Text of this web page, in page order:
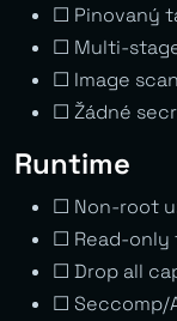
☐ Pinovaný
☐ Multi-
☐ Image
☐ Žádné
Runtime
☐ Non-root
☐ Read-only
☐ Drop all
☐ Seccomp/